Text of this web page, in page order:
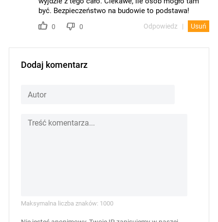
być. Bezpieczeństwo na budowie to podstawa!
0 0 Odpowiedz Usuń
Dodaj komentarz
Maksymalna liczba znaków: 1000